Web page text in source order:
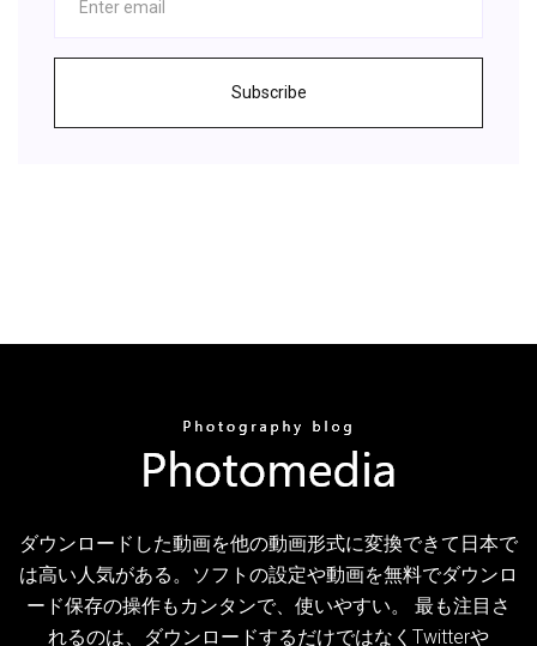
Subscribe
ダウンロードした動画を他の動画形式に変換できて日本で
は高い人気がある。ソフトの設定や動画を無料でダウンロ
ード保存の操作もカンタンで、使いやすい。 最も注目さ
れるのは、ダウンロードするだけではなくTwitterや